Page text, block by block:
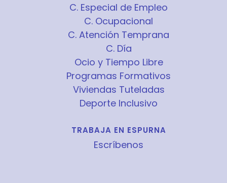
C. Especial de Empleo
C. Ocupacional
C. Atención Temprana
C. Día
Ocio y Tiempo Libre
Programas Formativos
Viviendas Tuteladas
Deporte Inclusivo
TRABAJA EN ESPURNA
Escríbenos